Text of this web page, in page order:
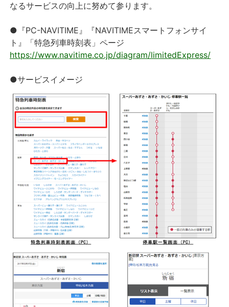
なるサービスの向上に努めて参ります。
●『PC-NAVITIME』『NAVITIMEスマートフォンサイ
ト』「特急列車時刻表」ページ
https://www.navitime.co.jp/diagram/limitedExpress/
●サービスイメージ